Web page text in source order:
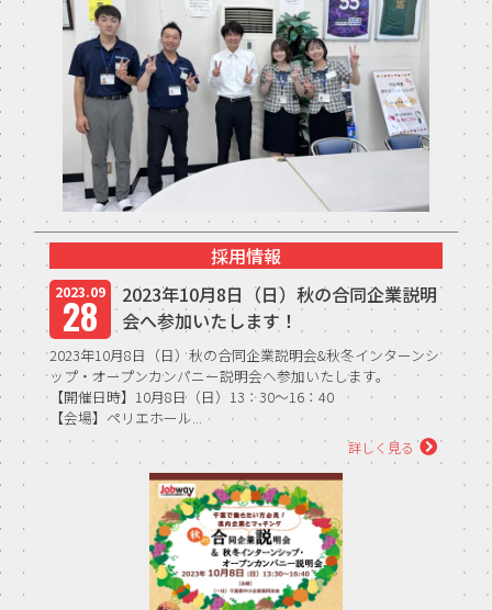
採用情報
2023.09
28
2023年10月8日（日）秋の合同企業説明
会へ参加いたします！
2023年10月8日（日）秋の合同企業説明会&秋冬インターンシ
ップ・オープンカンパニー説明会へ参加いたします。
【開催日時】10月8日（日）13：30～16：40
【会場】ペリエホール...
詳しく見る